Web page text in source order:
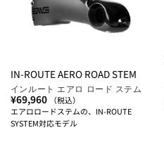
IN-ROUTE AERO ROAD STEM
インルート エアロ ロード ステム
¥69,960
（税込）
エアロロードステムの、IN-ROUTE
SYSTEM対応モデル